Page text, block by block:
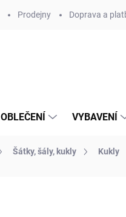
Prodejny Doprava a
OBLEČENÍ VYBAVENÍ
Šátky, šály, kukly Kukly